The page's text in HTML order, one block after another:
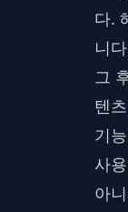
다.
니
그
텐
기
사
아